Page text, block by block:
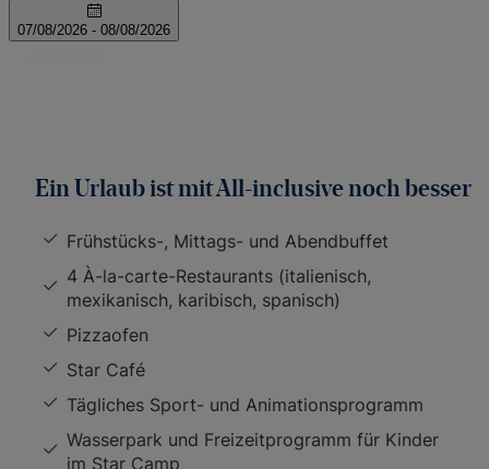
Ein Urlaub ist mit All-inclusive noch besser
Frühstücks-, Mittags- und Abendbuffet
4 À-la-carte-Restaurants (italienisch,
mexikanisch, karibisch, spanisch)
Pizzaofen
Star Café
Tägliches Sport- und Animationsprogramm
Wasserpark und Freizeitprogramm für Kinder
im Star Camp